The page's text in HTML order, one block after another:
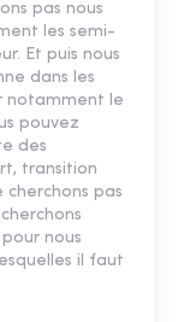
pas nous
les semi-
Et puis nous
dans les
notamment le
pouvez
des
transition
pas
nous
il faut